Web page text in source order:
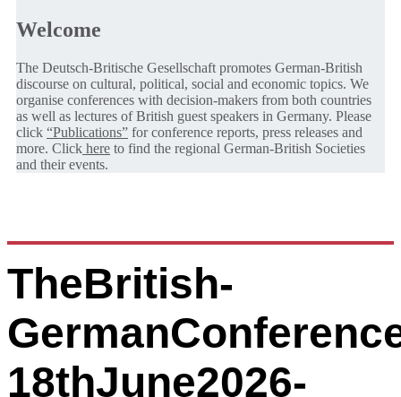
Welcome
The Deutsch-Britische Gesellschaft promotes German-British
discourse on cultural, political, social and economic topics. We
organise conferences with decision-makers from both countries
as well as lectures of British guest speakers in Germany. Please
click “Publications” for conference reports, press releases and
more. Click here to find the regional German-British Societies
and their events.
TheBritish-
18thJune2026-